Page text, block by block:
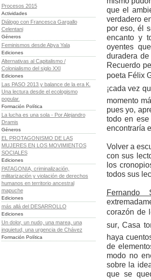
Procesos 2015
Actividades
Diálogo con Francesca Gargallo
Celentani
Géneros
Feminismos desde Abya Yala
Ediciones
Alternativas al Capitalismo /
Colonialismo del siglo XXI
Ediciones
Las PASO 2013 y balance de la era K.
Una lectura desde el ecologismo
popular.
Formación Política
La lucha es una sola - Por Alejandro
Dramis
Géneros
EL PROTAGONISMO DE LAS
MUJERES EN LOS MOVIMIENTOS
SOCIALES
Ediciones
PATAGONIA, criminalización,
militarización y violación de derechos
humanos en territorio ancestral
mapuche
Ediciones
más allá del DESARROLLO
Ediciones
Un dolor, un nudo, una marea, una
inquietud, una urgencia de Chávez
Formación Política
que el
verdadero
por eso, él
encanto y
oyentes
duradera
Recuerdo
poeta Félix
¡cada vez
momento
pues yo,
todo en
encontraría
Volver a
con sus
los
todos sus
Fernando
corazón de
sur, Casa
haya
de
modo no
sobre la
que se